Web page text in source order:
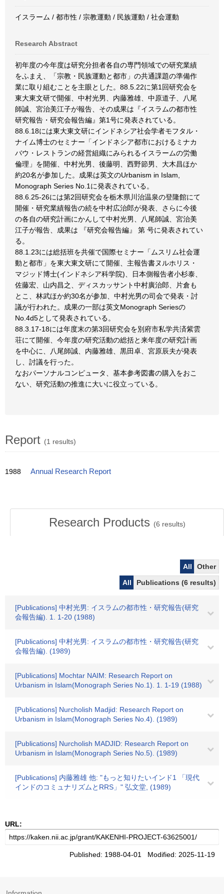
イスラーム / 都市性 / 宗教運動 / 民族運動 / 社会運動
Research Abstract
初年度の今年度は研究分担者各自の専門領域での研究業績
をふまえ、「宗教・民族運動と都市」の共通課題の準備作
業に取り組むことを主眼とした。88.5.22に第1回研究会を
東大東文研で開催、中村光男、内藤雅雄、中原道子、八尾
師誠、宮治美江子が報告、その成果は『イスラムの都市性
研究報告・研究会報告編』第1号に発表されている。
88.6.18には東大東文研にインドネシア社会学者モフタル・
ナイム博士のセミナー「インドネシア都市におけるミナカ
バウ・レストランの経営組織にみられるイスラームの労働
倫理」を開催、中村光男、後藤明、西野節男、大木昌ほか
約20名が参加した。成果は英文のUrbanism in Islam,
Monograph Series No.1に発表されている。
88.6.25-26には第2回研究会を栃木県川治温泉の登隆館にて
開催・研究業績報告の続を中村広治郎が発表、さらに今後
の各自の研究計画にかんして中村光男、八尾師誠、宮治美
江子が報告、成果は 『研究会報告編』 第 号に発表されてい
る。
88.1.23には総括班を共催で国際セミナー「ムスリム社会運
動と都市」を東大東文研にて開催、主報告書ヌルホリス・
マジッド博士(インドネシア科学院)、日本側報告者小杉泰、
佐藤宏、山内昌之、ディスカッサント中村廣治郎、片倉も
とこ、林武ほか約30名が参加、中村光男の司会で発表・討
議が行われた。成果の一部は英文Monograph Seriesの
No.4d5として発表されている。
88.3.17-18には年度末の第3回研究会を別府市私学共済紫雲
荘にて開催、今年度の研究活動の総括と来年度の研究計画
を中心に、八尾師誠、内藤雅雄、黒田卓、宮原辰夫が発表
し、討議を行った。
なおパーソナルコンピュータ、基本参考図書の購入をおこ
ない、研究活動の推進に大いに役立っている。
Report (1 results)
1988 Annual Research Report
Research Products (6 results)
All
Other
All
Publications (6 results)
[Publications] 中村光男: イスラムの都市性・研究報告(研究
会報告編). 1. 1-20 (1988)
[Publications] 中村光男: イスラムの都市性・研究報告(研究
会報告編). (1989)
[Publications] Mochtar NAIM: Research Report on
Urbanism in Islam(Monograph Series No.1). 1. 1-19 (1988)
[Publications] Nurcholish Madjid: Research Report on
Urbanism in Islam(Monograph Series No.4). (1989)
[Publications] Nurcholish MADJID: Research Report on
Urbanism in Islam(Monograph Series No.5). (1989)
[Publications] 内藤雅雄 他: "もっと知りたいインド1 「現代
インドのコミュナリズムとRRS」" 弘文堂, (1989)
URL:
Published: 1988-04-01 Modified: 2025-11-19